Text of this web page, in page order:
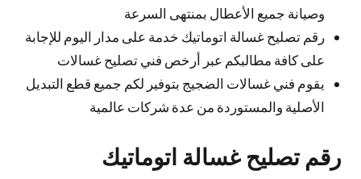
وصيانة جميع الأعطال بمنتهى السرعة
رقم تصليح غسالة اتوماتيك خدمة على مدار اليوم للإجابة
على كافة مطالبكم عبر أرخص فني تصليح غسالات
يقوم فني غسالات الضجيج بتوفير لكم جميع قطع التبديل
الأصلية والمستوردة من عدة شركات عالمية
رقم تصليح غسالة اتوماتيك